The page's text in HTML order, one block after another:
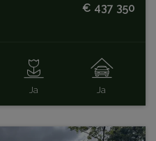
€ 437 350
Ja Ja